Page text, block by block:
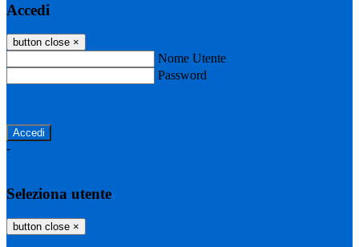
Accedi
button close ×
Nome Utente
Password
-
Seleziona utente
button close ×